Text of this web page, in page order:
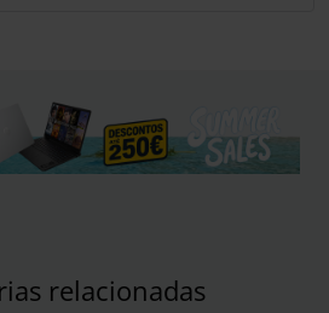
relacionadas